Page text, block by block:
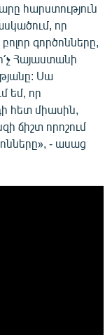
հարստություն
որ
գործոնները,
Հայաստանի
Սա
եմ, որ
հետ միասին,
ճիշտ որոշում
- ասաց